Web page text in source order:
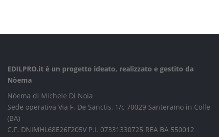
EDILPRO.it è un progetto ideato, realizzato e gestito da
Nòema
Nòema di Michele Di Noia
Sede operativa Via F. De Sanctis, 1/c 70029 Santeramo in Colle
(BA)
C.F. DNIMHL68E26F205V P.I. 07331330725 REA BA 550012